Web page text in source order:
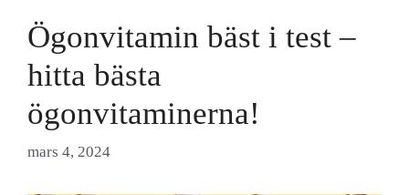
Ögonvitamin bäst i test –
hitta bästa
ögonvitaminerna!
mars 4, 2024